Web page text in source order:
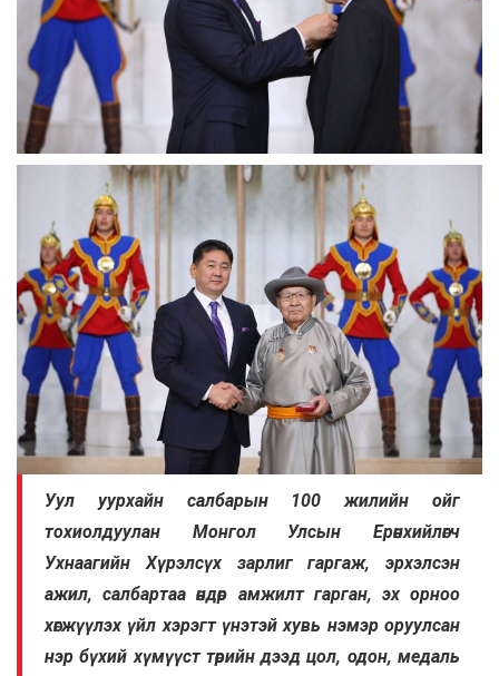
Уул уурхайн салбарын 100 жилийн ойг
тохиолдуулан Монгол Улсын Ерөнхийлөгч
Ухнаагийн Хүрэлсүх зарлиг гаргаж, эрхэлсэн
ажил, салбартаа өндөр амжилт гарган, эх орноо
хөгжүүлэх үйл хэрэгт үнэтэй хувь нэмэр оруулсан
нэр бүхий хүмүүст төрийн дээд цол, одон, медаль